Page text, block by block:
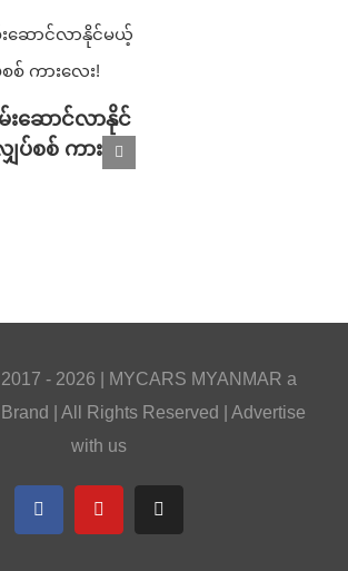
းဆောင်လာနိုင်
ပ်စစ် ကား
- 2026 | MYCARS MYANMAR a
Brand | All Rights Reserved | Advertise
with us
FacebookYouTubeTelegram